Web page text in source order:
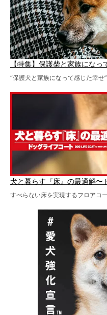
【特集】保護柴と家族になっ
“保護犬と家族になって感じた幸せ
犬と暮らす『床』の最適解〜
すべらない床を実現するフロアコ